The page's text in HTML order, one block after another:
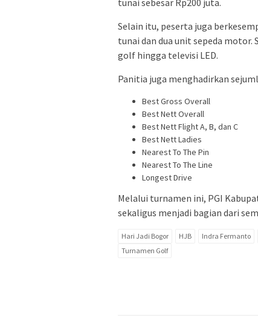
Selain itu, peserta juga
tunai dan dua unit sepeda
golf hingga televisi LED.
Panitia juga menghadirkan
Best Gross Overall
Best Nett Overall
Best Nett Flight A, B, dan C
Best Nett Ladies
Nearest To The Pin
Nearest To The Line
Longest Drive
Melalui turnamen ini, PGI
sekaligus menjadi bagian dari
Hari Jadi Bogor HJB Indra Fermanto
Turnamen Golf